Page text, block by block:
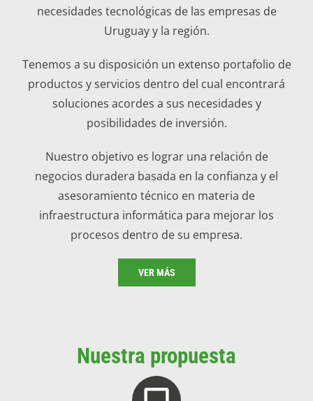
necesidades tecnológicas de las empresas de
Uruguay y la región.
Tenemos a su disposición un extenso portafolio de
productos y servicios dentro del cual encontrará
soluciones acordes a sus necesidades y
posibilidades de inversión.
Nuestro objetivo es lograr una relación de
negocios duradera basada en la confianza y el
asesoramiento técnico en materia de
infraestructura informática para mejorar los
procesos dentro de su empresa.
VER MÁS
Nuestra propuesta